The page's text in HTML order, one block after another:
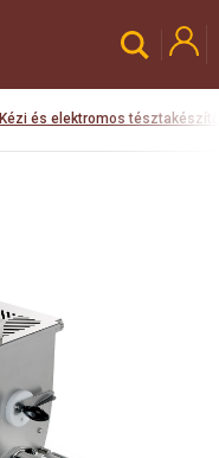
Kézi és elektromos tésztakészítő